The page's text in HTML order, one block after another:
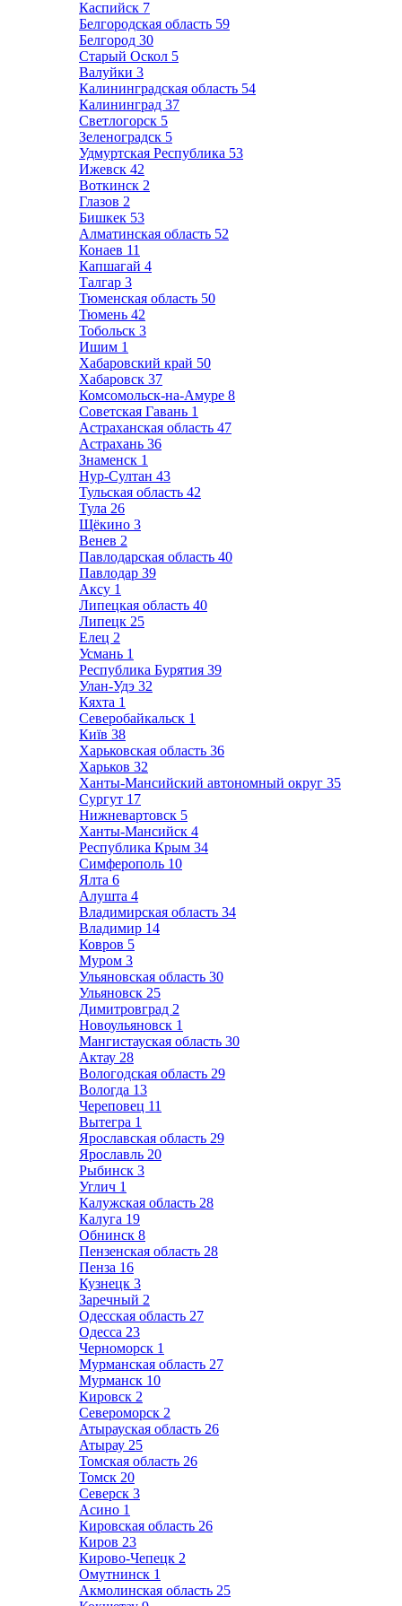
Каспийск 7
Белгородская область 59
Белгород 30
Старый Оскол 5
Валуйки 3
Калининградская область 54
Калининград 37
Светлогорск 5
Зеленоградск 5
Удмуртская Республика 53
Ижевск 42
Воткинск 2
Глазов 2
Бишкек 53
Алматинская область 52
Конаев 11
Капшагай 4
Талгар 3
Тюменская область 50
Тюмень 42
Тобольск 3
Ишим 1
Хабаровский край 50
Хабаровск 37
Комсомольск-на-Амуре 8
Советская Гавань 1
Астраханская область 47
Астрахань 36
Знаменск 1
Нур-Султан 43
Тульская область 42
Тула 26
Щёкино 3
Венев 2
Павлодарская область 40
Павлодар 39
Аксу 1
Липецкая область 40
Липецк 25
Елец 2
Усмань 1
Республика Бурятия 39
Улан-Удэ 32
Кяхта 1
Северобайкальск 1
Київ 38
Харьковская область 36
Харьков 32
Ханты-Мансийский автономный округ 35
Сургут 17
Нижневартовск 5
Ханты-Мансийск 4
Республика Крым 34
Симферополь 10
Ялта 6
Алушта 4
Владимирская область 34
Владимир 14
Ковров 5
Муром 3
Ульяновская область 30
Ульяновск 25
Димитровград 2
Новоульяновск 1
Мангистауская область 30
Актау 28
Вологодская область 29
Вологда 13
Череповец 11
Вытегра 1
Ярославская область 29
Ярославль 20
Рыбинск 3
Углич 1
Калужская область 28
Калуга 19
Обнинск 8
Пензенская область 28
Пенза 16
Кузнецк 3
Заречный 2
Одесская область 27
Одесса 23
Черноморск 1
Мурманская область 27
Мурманск 10
Кировск 2
Североморск 2
Атырауская область 26
Атырау 25
Томская область 26
Томск 20
Северск 3
Асино 1
Кировская область 26
Киров 23
Кирово-Чепецк 2
Омутнинск 1
Акмолинская область 25